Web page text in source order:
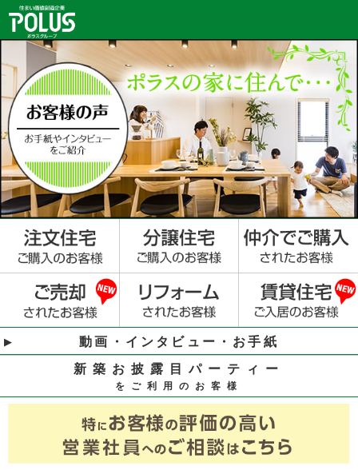
動画・インタビュー・お手紙
新築お披露目パーティー
をご利用のお客様